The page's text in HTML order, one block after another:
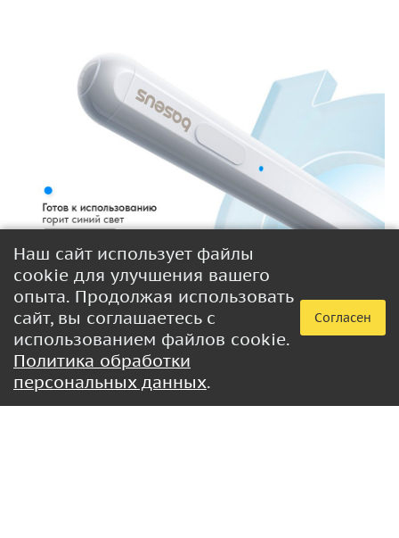
Наш сайт использует файлы
cookie для улучшения вашего
опыта. Продолжая использовать
сайт, вы соглашаетесь с
использованием файлов cookie.
Политика обработки
персональных данных.
Согласен